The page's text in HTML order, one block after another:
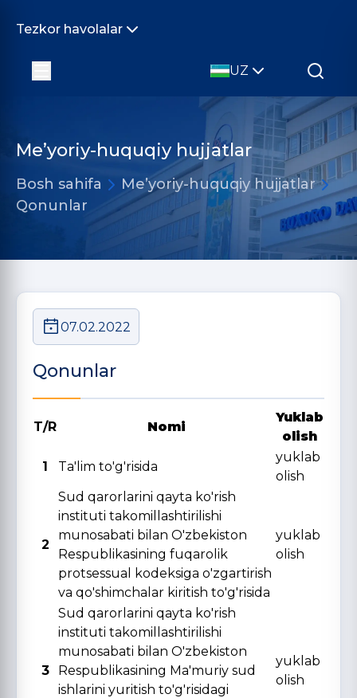
Tezkor havolalar
UZ
Me’yoriy-huquqiy hujjatlar
Bosh sahifa
Me’yoriy-huquqiy hujjatlar
Qonunlar
07.02.2022
Qonunlar
T/R Nomi
Yuklab
olish
1
Ta'lim to'g'risida
yuklab
olish
2
Sud qarorlarini qayta ko'rish
instituti takomillashtirilishi
munosabati bilan O'zbekiston
Respublikasining fuqarolik
protsessual kodeksiga o'zgartirish
va qo'shimchalar kiritish to'g'risida
yuklab
olish
3
Sud qarorlarini qayta ko'rish
instituti takomillashtirilishi
munosabati bilan O'zbekiston
Respublikasining Ma'muriy sud
ishlarini yuritish to'g'risidagi
yuklab
olish